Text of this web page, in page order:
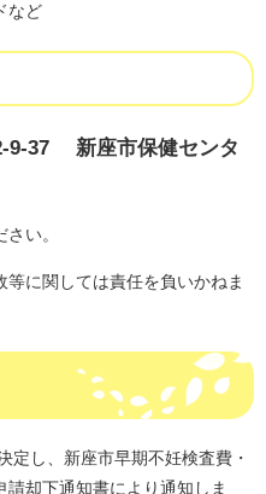
ど
9-37 新座市保健センタ
い。
等に関しては責任を負いかねま
し、新座市早期不妊検査費・
却下通知書により通知しま